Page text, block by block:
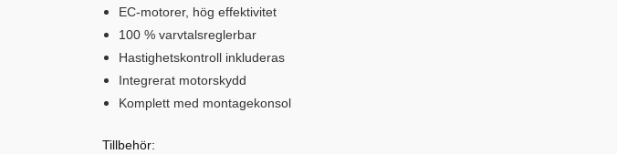
EC-motorer, hög effektivitet
100 % varvtalsreglerbar
Hastighetskontroll inkluderas
Integrerat motorskydd
Komplett med montagekonsol
Tillbehör: